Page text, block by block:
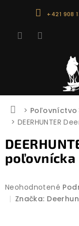
+421 908
Domov
Poľovníctvo
DEERHUNTER
poľovnícka
Priemerné
hodnotenie
Neohodnotené
Značka: